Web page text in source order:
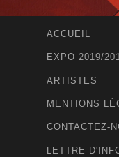
ACCUEIL
EXPO 2019/
ARTISTES
MENTIONS
CONTACTEZ-
LETTRE